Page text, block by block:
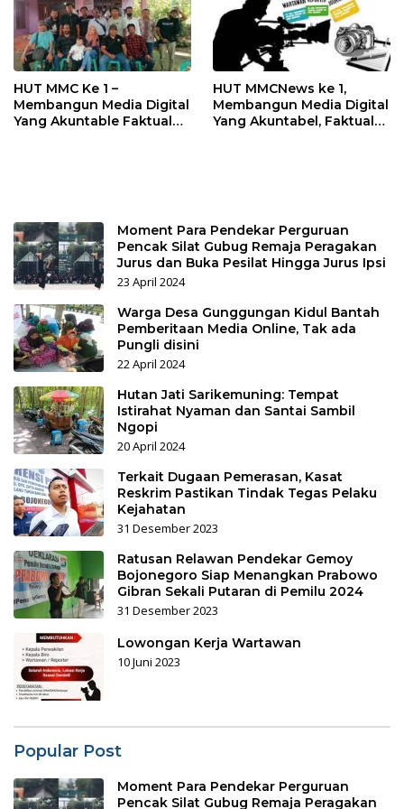
HUT MMC Ke 1 –
Membangun Media Digital
Yang Akuntable Faktual
HUT MMCNews ke 1,
Membangun Media Digital
Yang Akuntabel, Faktual
Moment Para Pendekar Perguruan
Pencak Silat Gubug Remaja Peragakan
Jurus dan Buka Pesilat Hingga Jurus Ipsi
23 April 2024
Warga Desa Gunggungan Kidul Bantah
Pemberitaan Media Online, Tak ada
Pungli disini
22 April 2024
Hutan Jati Sarikemuning: Tempat
Istirahat Nyaman dan Santai Sambil
Ngopi
20 April 2024
Terkait Dugaan Pemerasan, Kasat
Reskrim Pastikan Tindak Tegas Pelaku
Kejahatan
31 Desember 2023
Ratusan Relawan Pendekar Gemoy
Bojonegoro Siap Menangkan Prabowo
Gibran Sekali Putaran di Pemilu 2024
31 Desember 2023
Lowongan Kerja Wartawan
10 Juni 2023
Popular Post
Moment Para Pendekar Perguruan
Pencak Silat Gubug Remaja Peragakan